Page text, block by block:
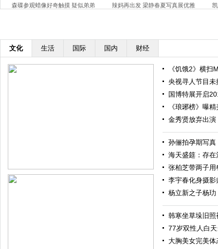
森碟参观蜡像好奇触摸 疑似弟弟
辣妈再出发 梁静春夏写真展优雅
文化 生活 国际 国内 财经
《饥饿2》横扫
央视寻人节目
国博特展开启
《琅琊榜》曝
金秀贤放弃出
孙俪拍孕期写
海天盛筵：存
张柏芝带两子
李宇春化身摄
杨立新之子杨
韩寒坐草垛旧
77岁双性人白
大胸美女完美